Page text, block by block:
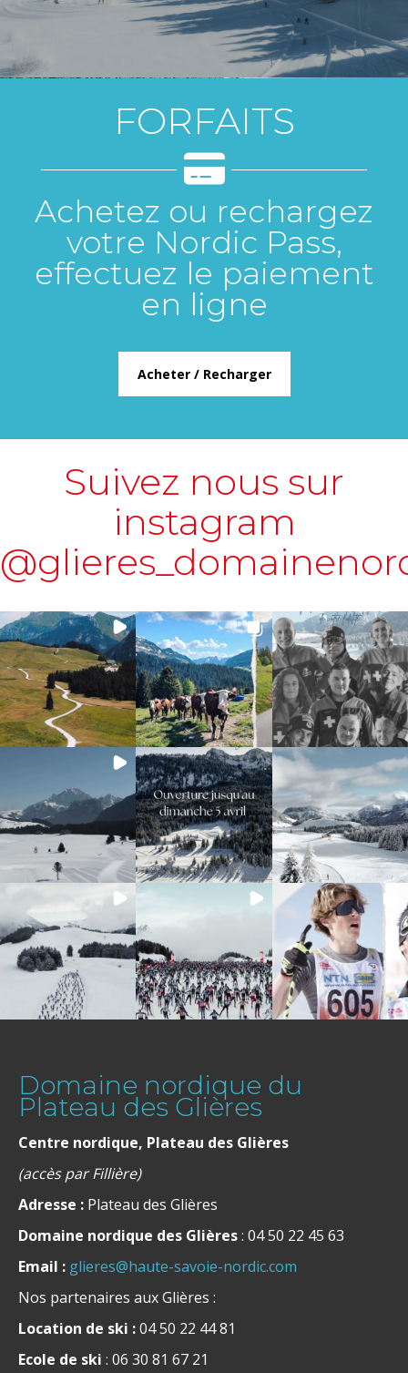
FORFAITS
Achetez ou rechargez
votre Nordic Pass,
effectuez le paiement
en ligne
Acheter / Recharger
Suivez nous sur
instagram
Domaine nordique du
Plateau des Glières
Centre nordique, Plateau des Glières
(accès par Fillière)
Adresse : Plateau des Glières
Domaine nordique des Glières: 04 50 22 45 63
Email : glieres@haute-savoie-nordic.com
Nos partenaires aux Glières :
Location de ski :04 50 22 44 81
Ecole de ski : 06 30 81 67 21